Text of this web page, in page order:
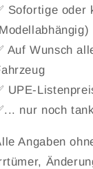
Sofortige oder
Auf Wunsch
UPE-
nur noch
Angaben